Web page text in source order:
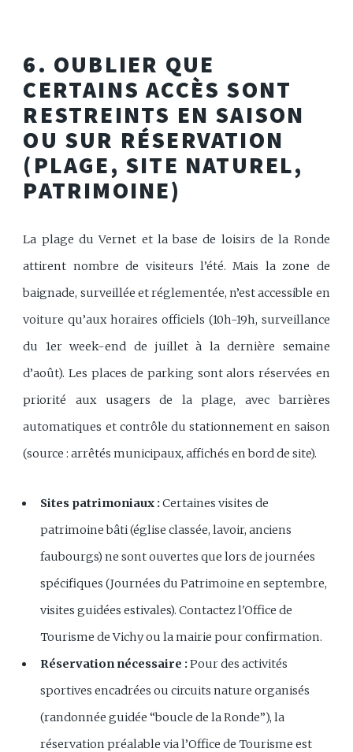
6. OUBLIER QUE
CERTAINS ACCÈS SONT
RESTREINTS EN SAISON
OU SUR RÉSERVATION
(PLAGE, SITE NATUREL,
PATRIMOINE)
La plage du Vernet et la base de loisirs de la Ronde
attirent nombre de visiteurs l’été. Mais la zone de
baignade, surveillée et réglementée, n’est accessible en
voiture qu’aux horaires officiels (10h-19h, surveillance
du 1er week-end de juillet à la dernière semaine
d’août). Les places de parking sont alors réservées en
priorité aux usagers de la plage, avec barrières
automatiques et contrôle du stationnement en saison
(source : arrêtés municipaux, affichés en bord de site).
Sites patrimoniaux :Certaines visites de
patrimoine bâti (église classée, lavoir, anciens
faubourgs) ne sont ouvertes que lors de journées
spécifiques (Journées du Patrimoine en septembre,
visites guidées estivales). Contactez l'Office de
Tourisme de Vichy ou la mairie pour confirmation.
Réservation nécessaire :Pour des activités
sportives encadrées ou circuits nature organisés
(randonnée guidée “boucle de la Ronde”), la
réservation préalable via l’Office de Tourisme est